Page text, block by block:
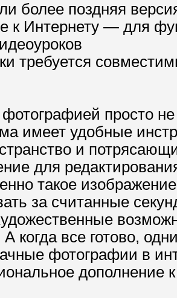
более поздняя
к Интернету — для
требуется
просто
имеет удобные
и
для
такое
за считанные
А когда все готово,
фотографии в
дополнение